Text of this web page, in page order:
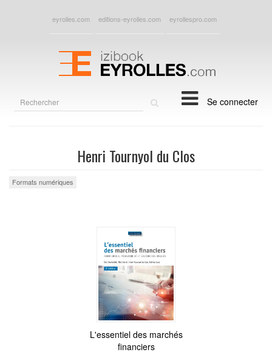
eyrolles.com editions-eyrolles.com eyrollespro.com
Se connecter
Henri Tournyol du Clos
Formats numériques
L'essentiel des marchés
financiers